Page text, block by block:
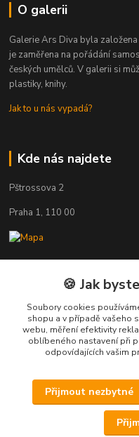
O galerii
Galerie Ars Diva byla
je zaměřena na pořádání
českých umělců. V galerii si
plastiky, knihy.
Jak to u nás vypadá?
Kde nás najdete
Pštrossova 2
Praha 1, 110 00
Kontakty
Věra Hédervári
+420 603 821 712
vera@arsdiva.cz
🍪 Jak
Soubory cookies
shopu a v případě vašeho
webu, měření efektivity
oblíbeného nastavení při
odpovídajících vašim
Přijmout nezbytné